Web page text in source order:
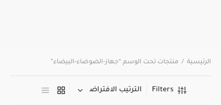
الرئيسية / منتجات تحت الوسم “جهاز-الضوضاء-البيضاء”
Filters